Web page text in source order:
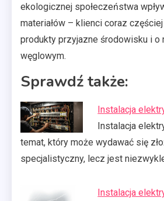
ekologicznej społeczeństwa
materiałów – klienci coraz
produkty przyjazne środowisku i o
węglowym.
Sprawdź także:
Instalacja
Instalacja
temat, który może wydawać się
specjalistyczny, lecz jest
Instalacja